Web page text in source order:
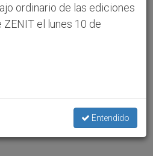
“jamás ha perdido”
r
ordinario de las ediciones
el lunes 10 de
Entendido